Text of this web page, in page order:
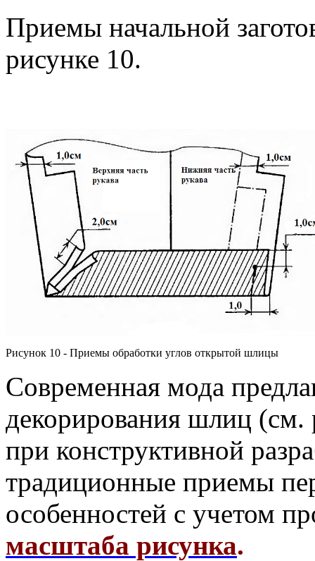
Приемы начальной
рисунке 10.
Рисунок 10 - Приемы обработки углов открытой шлицы
Современная мода
декорирования шлиц
при конструктивной
традиционные приемы
особенностей с учетом
масштаба рисунка.